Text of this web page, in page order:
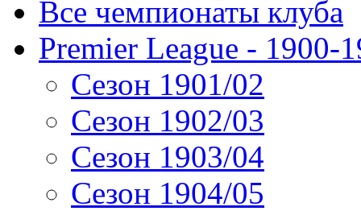
Все чемпионаты клуба
Premier League - 1900-
Сезон 1901/02
Сезон 1902/03
Сезон 1903/04
Сезон 1904/05